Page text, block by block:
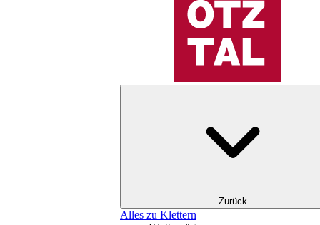
Zurück
Alles zu Klettern